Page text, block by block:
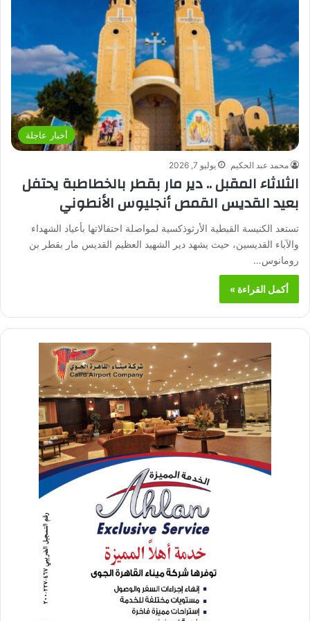
أخبار عاجلة
محمد عبد الحكيم يوليو 7, 2026
الثلاثاء المقبل .. دير مار بقطر بالخطاطبة يحتفل
بعيد القديس القمص أنجليوس الأنطوني
تستعد الكنيسة القبطية الأرثوذكسية لمواصلة احتفالاتها بأعياد الشهداء
والآباء القديسين، حيث يشهد دير الشهيد العظيم القديس مار بقطر بن
رومانوس…
أكمل القراءة »